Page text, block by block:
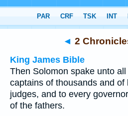
> 2 Chronicles 1:2
◄ 2
King James Bible
Then Solomon spake unto
captains of thousands and
judges, and to every
of the fathers.